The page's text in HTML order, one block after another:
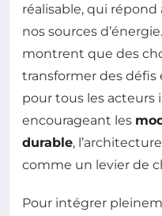
réalisable, qui
nos sources
montrent que des
transformer des défis
pour tous les acteurs
encourageant les
durable,
comme un levier de
Pour intégrer